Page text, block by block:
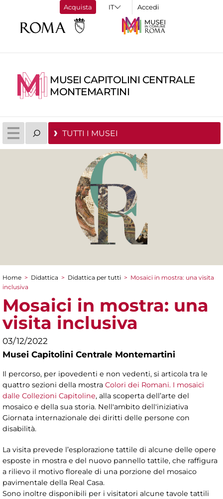
Acquista Accedi
MUSEI CAPITOLINI CENTRALE
MONTEMARTINI
TUTTI I MUSEI
Tu sei qui
Home > Didattica > Didattica per tutti > Mosaici in mostra: una visita
inclusiva
Mosaici in mostra: una
visita inclusiva
03/12/2022
Musei Capitolini Centrale Montemartini
Il percorso, per ipovedenti e non vedenti, si articola tra le
quattro sezioni della mostra Colori dei Romani. I mosaici
dalle Collezioni Capitoline, alla scoperta dell’arte del
mosaico e della sua storia. Nell'ambito dell'iniziativa
Giornata internazionale dei diritti delle persone con
disabilità.
La visita prevede l’esplorazione tattile di alcune delle opere
esposte in mostra e del nuovo pannello tattile, che raffigura
a rilievo il motivo floreale di una porzione del mosaico
pavimentale della Real Casa.
Sono inoltre disponibili per i visitatori alcune tavole tattili